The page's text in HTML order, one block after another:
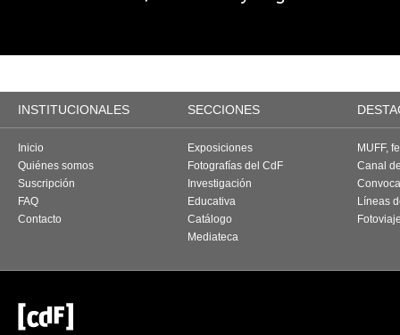
INSTITUCIONALES SECCIONES
Inicio
Quiénes somos
Suscripción
FAQ
Contacto
Exposiciones
Fotografías del CdF
Investigación
Educativa
Catálogo
Mediateca
MUFF,
Canal
Líneas